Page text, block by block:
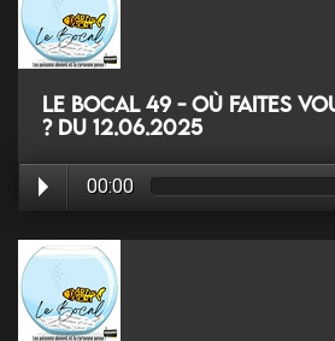
Le Bocal 49 - Où faites
? du 12.06.2025
00:00